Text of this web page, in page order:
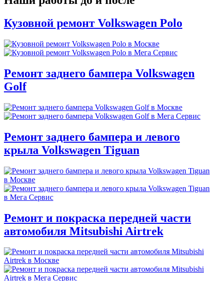
Кузовной ремонт Volkswagen Polo
Ремонт заднего бампера Volkswagen
Golf
Ремонт заднего бампера и левого
крыла Volkswagen Tiguan
Ремонт и покраска передней части
автомобиля Mitsubishi Airtrek